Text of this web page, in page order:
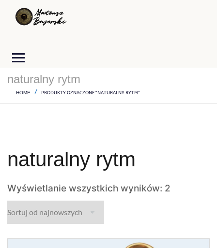
naturalny rytm
HOME PRODUKTY OZNACZONE “NATURALNY RYTM”
naturalny rytm
Wyświetlanie wszystkich wyników: 2